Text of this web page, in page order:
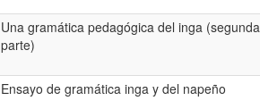
Una gramática pedagógica del inga (segunda
parte)
Ensayo de gramática inga y del napeño